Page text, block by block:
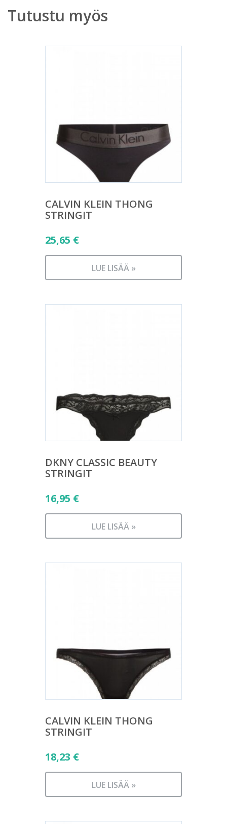
Tutustu myös
CALVIN KLEIN THONG
STRINGIT
25,65 €
LUE LISÄÄ »
DKNY CLASSIC BEAUTY
STRINGIT
16,95 €
LUE LISÄÄ »
CALVIN KLEIN THONG
STRINGIT
18,23 €
LUE LISÄÄ »